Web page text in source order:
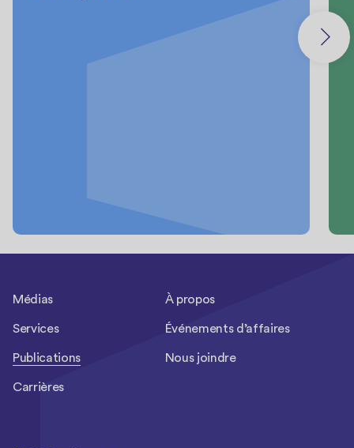
Médias À propos
Services Événements d’affaires
Publications Nous joindre
Carrières